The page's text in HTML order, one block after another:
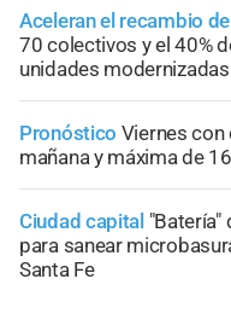
Aceleran el recambio
70 colectivos y el 40%
unidades modernizadas
Pronóstico Viernes con
mañana y máxima de
Ciudad capital "Batería"
para sanear
Santa Fe